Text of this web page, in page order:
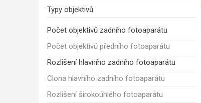
Typy objektivů
Počet objektivů zadního fotoaparátu
Počet objektivů předního fotoaparátu
Rozlišení hlavního zadního fotoaparátu
Clona hlavního zadního fotoaparátu
Rozlišení širokoúhlého fotoaparátu